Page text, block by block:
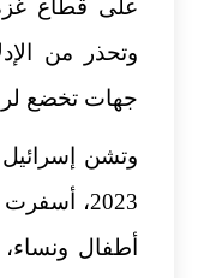
على قطاع غزة
وتحذر من
جهات تخضع